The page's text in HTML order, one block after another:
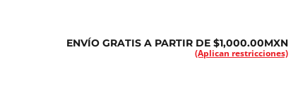
ENVÍO GRATIS A PARTIR DE $1,000.00MXN
(Aplican restricciones)